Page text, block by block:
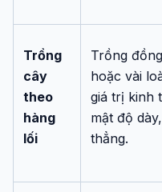
Trồng
cây
theo
hàng
lối
Trồng
hoặc vài
giá trị kinh
mật độ
thẳng.